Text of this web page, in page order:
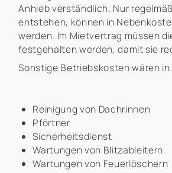
Anhieb verständlich. Nur
entstehen, können in
werden. Im Mietvertrag müssen
festgehalten werden, damit sie
Sonstige Betriebskosten wären in
Reinigung von Dachrinnen
Pförtner
Sicherheitsdienst
Wartungen von Blitzableitern
Wartungen von Feuerlöschern